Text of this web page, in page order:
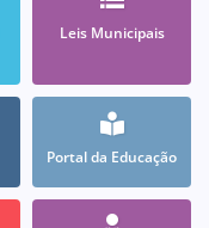
Leis Municipais
Portal da Educação